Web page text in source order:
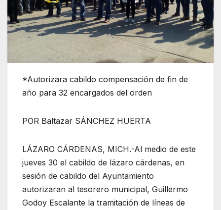
*Autorizara cabildo compensación de fin de
año para 32 encargados del orden
POR Baltazar SÁNCHEZ HUERTA
LÁZARO CÁRDENAS, MICH.-Al medio de este
jueves 30 el cabildo de lázaro cárdenas, en
sesión de cabildo del Ayuntamiento
autorizaran al tesorero municipal, Guillermo
Godoy Escalante la tramitación de líneas de